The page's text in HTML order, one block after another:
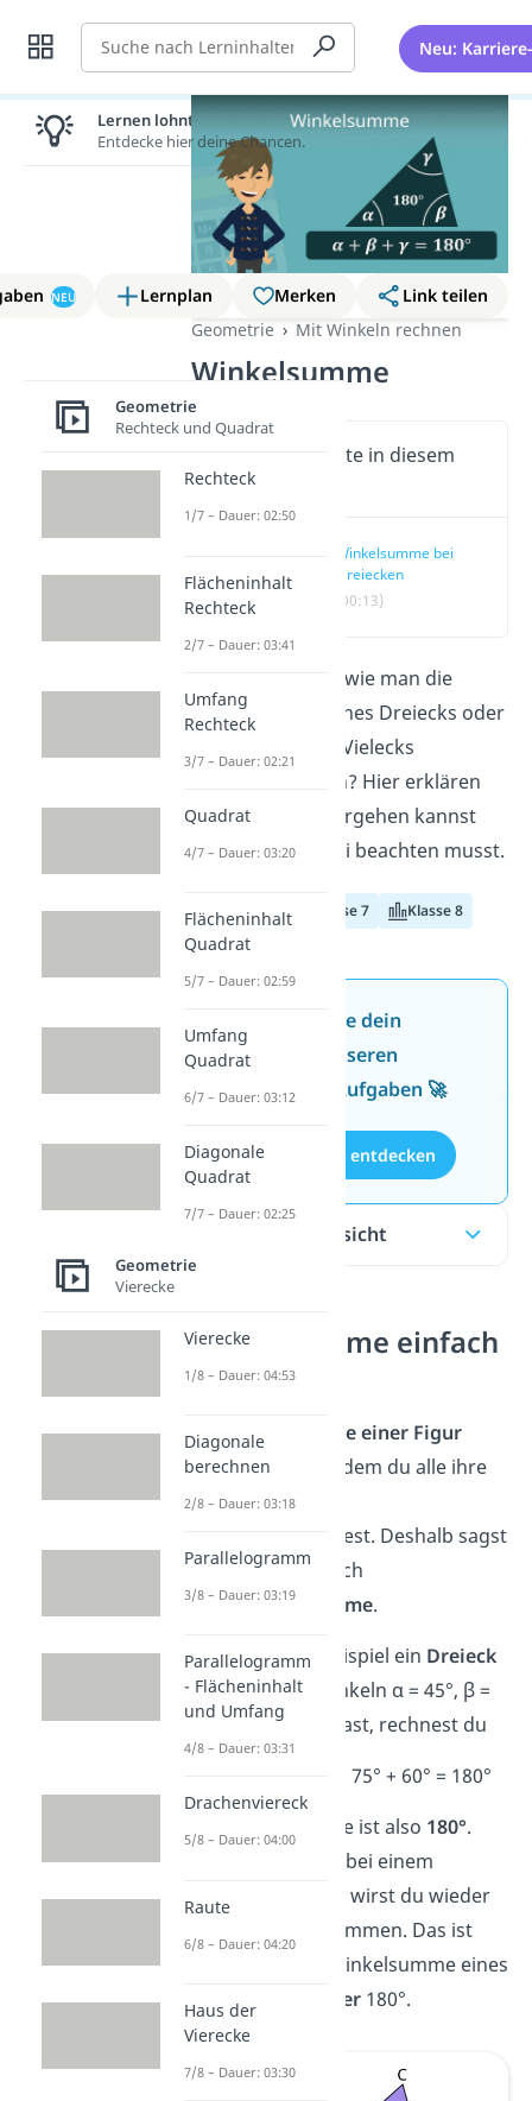
Suche Neu:
NEU Lernplan Merken
Link teilen
Geometrie
Mit Winkeln rechnen
Winkelsumme
Wichtige Inhalte in diesem
Video
Winkelsumme bei
Dreiecken
(00:13)
Du willst wissen, wie man die
Winkelsumme
eines Dreiecks oder
eines beliebigen Vielecks
ausrechnen kann? Hier erklären
wir dir, wie du vorgehen kannst
und was du dabei beachten musst.
Klasse 6 Klasse 7 Klasse 8
Jetzt neu: Teste dein
Wissen mit unseren
kostenlosen Aufgaben 🚀
Aufgaben entdecken
Inhaltsübersicht
Winkelsumme einfach
erklärt
DieWinkelsumme einer Figur
bestimmst du, indem du alle ihre
Innenwinkel
zusammenrechnest. Deshalb sagst
du manchmal auch
Innenwinkelsumme.
Wenn du zum Beispiel ein Dreieck
mit den Innenwinkeln α = 45°, β =
75° und γ = 60° hast, rechnest du
α + β + γ = 45° + 75° + 60° = 180°
Die Winkelsumme ist also 180°.
Probierst du das bei einem
anderen Dreieck, wirst du wieder
180° herausbekommen. Das ist
kein Zufall. Die Winkelsumme eines
Dreiecks ist
immer180°.
Lernen lohnt sich!
Entdecke hier deine Chancen.
Geometrie
Rechteck und Quadrat
Rechteck
1/7 – Dauer: 02:50
Flächeninhalt
Rechteck
2/7 – Dauer: 03:41
Umfang
Rechteck
3/7 – Dauer: 02:21
Quadrat
4/7 – Dauer: 03:20
Flächeninhalt
Quadrat
5/7 – Dauer: 02:59
Umfang
Quadrat
6/7 – Dauer: 03:12
Diagonale
Quadrat
7/7 – Dauer: 02:25
Geometrie
Vierecke
Vierecke
1/8 – Dauer: 04:53
Diagonale
berechnen
2/8 – Dauer: 03:18
Parallelogramm
3/8 – Dauer: 03:19
Parallelogramm
- Flächeninhalt
und Umfang
4/8 – Dauer: 03:31
Drachenviereck
5/8 – Dauer: 04:00
Raute
6/8 – Dauer: 04:20
Haus der
Vierecke
7/8 – Dauer: 03:30